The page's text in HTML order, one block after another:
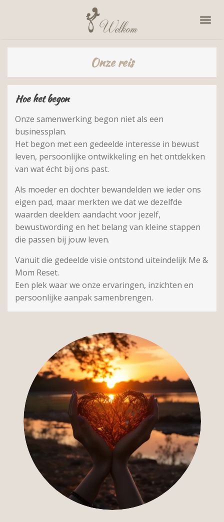
de
Onze reis
Hoe het begon
Onze samenwerking begon niet als een
businessplan.
Het begon met een gedeelde interesse in bewust
leven, persoonlijke ontwikkeling en het ontdekken
van wat écht bij ons past.
Als moeder en dochter bewandelden we ieder ons
eigen pad, maar merkten we dat we dezelfde
waarden deelden: aandacht voor jezelf,
bewustwording en het belang van kleine stappen
die passen bij jouw leven.
Vanuit die gedeelde visie ontstond uiteindelijk Me &
Mom Reset.
Een plek waar we onze ervaringen, inzichten en
persoonlijke aanpak samenbrengen.